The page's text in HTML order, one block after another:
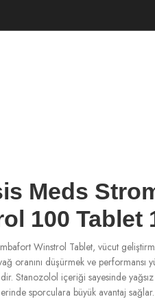
Meds
100 Tablet
Winstrol Tablet, vücut
oranını düşürmek ve performansı
Stanozolol içeriği sayesinde
sporculara büyük avantaj sağlar.